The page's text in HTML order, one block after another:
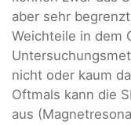
aber sehr
Weichteile in dem
nicht oder kaum
Oftmals kann die
aus